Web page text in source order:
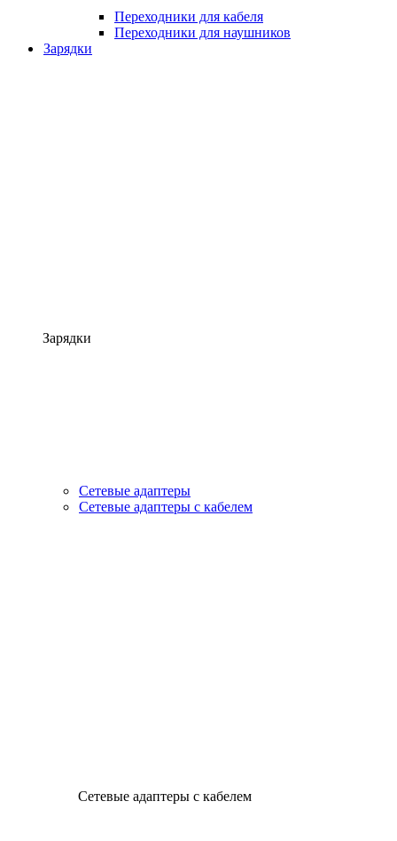
Переходники для кабеля
Переходники для наушников
Зарядки
Зарядки
Сетевые адаптеры
Сетевые адаптеры с кабелем
Сетевые адаптеры с кабелем